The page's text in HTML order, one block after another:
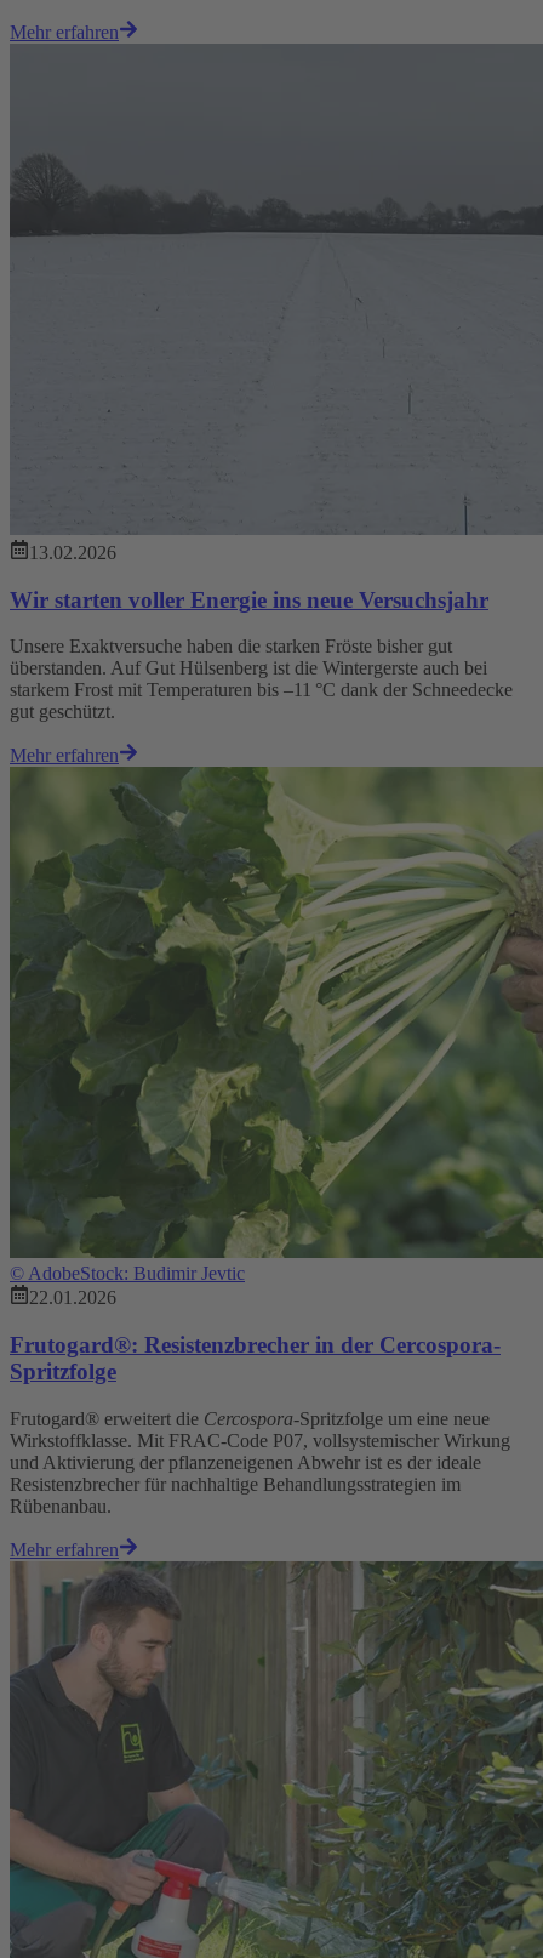
Mehr erfahren
13.02.2026
Wir starten voller Energie ins neue Versuchsjahr
Unsere Exaktversuche haben die starken Fröste bisher gut
überstanden. Auf Gut Hülsenberg ist die Wintergerste auch bei
starkem Frost mit Temperaturen bis –11 °C dank der Schneedecke
gut geschützt.
Mehr erfahren
©AdobeStock: Budimir Jevtic
22.01.2026
Frutogard®: Resistenzbrecher in der Cercospora-
Spritzfolge
Frutogard® erweitert die Cercospora-Spritzfolge um eine neue
Wirkstoffklasse. Mit FRAC-Code P07, vollsystemischer Wirkung
und Aktivierung der pflanzeneigenen Abwehr ist es der ideale
Resistenzbrecher für nachhaltige Behandlungsstrategien im
Rübenanbau.
Mehr erfahren